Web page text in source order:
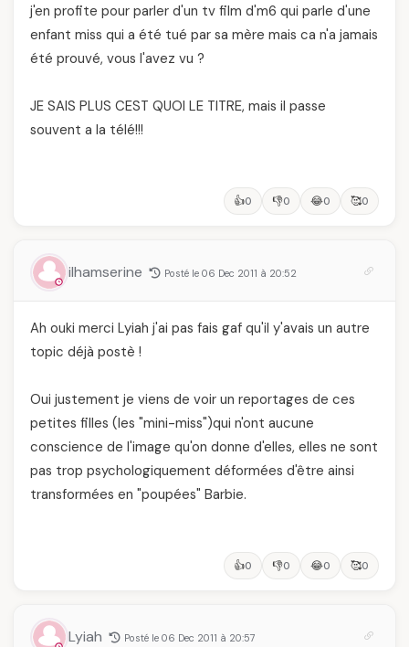
j'en profite pour parler d'un tv film d'm6 qui parle d'une
enfant miss qui a été tué par sa mère mais ca n'a jamais
été prouvé, vous l'avez vu ?
JE SAIS PLUS CEST QUOI LE TITRE, mais il passe
souvent a la télé!!!
👍0 👎0 😂0 🥰0
ilhamserine Posté le 06 Dec 2011 à 20:52
Ah ouki merci Lyiah j'ai pas fais gaf qu'il y'avais un autre
topic déjà postè !
Oui justement je viens de voir un reportages de ces
petites filles (les "mini-miss")qui n'ont aucune
conscience de l'image qu'on donne d'elles, elles ne sont
pas trop psychologiquement déformées d'être ainsi
transformées en "poupées" Barbie.
👍0 👎0 😂0 🥰0
Lyiah Posté le 06 Dec 2011 à 20:57